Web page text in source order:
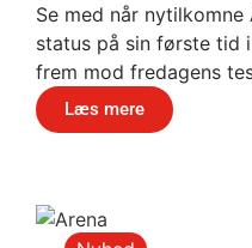
Se med når
status på sin første tid
frem mod fredagens
Læs mere